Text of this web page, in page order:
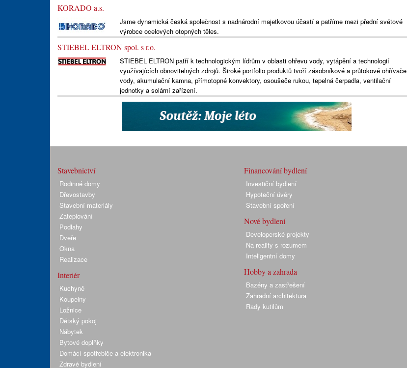
KORADO a.s.
Jsme dynamická česká společnost s nadnárodní majetkovou účastí a patříme mezi přední světové
výrobce ocelových otopných těles.
STIEBEL ELTRON spol. s r.o.
STIEBEL ELTRON patří k technologickým lídrům v oblasti ohřevu vody, vytápění a technologií
využívajících obnovitelných zdrojů. Široké portfolio produktů tvoří zásobníkové a průtokové ohřívače
vody, akumulační kamna, přímotopné konvektory, osoušeče rukou, tepelná čerpadla, ventilační
jednotky a solární zařízení.
Stavebnictví
Rodinné domy
Dřevostavby
Stavební materiály
Zateplování
Podlahy
Dveře
Okna
Realizace
Interiér
Kuchyně
Koupelny
Ložnice
Dětský pokoj
Nábytek
Bytové doplňky
Domácí spotřebiče a elektronika
Zdravé bydlení
Financování bydlení
Investiční bydlení
Hypoteční úvěry
Stavební spoření
Nové bydlení
Developerské projekty
Na reality s rozumem
Inteligentní domy
Hobby a zahrada
Bazény a zastřešení
Zahradní architektura
Rady kutilům